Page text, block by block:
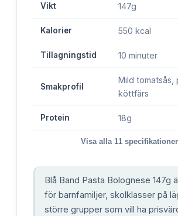
Vikt 147g
Kalorier 550 kcal
Tillagningstid 10 minuter
Smakprofil
Mild tomatsås,
köttfärs
Protein 18g
Visa alla 11 specifikationer
Blå Band Pasta Bolognese 147g
för barnfamiljer, skolklasser på
större grupper som vill ha